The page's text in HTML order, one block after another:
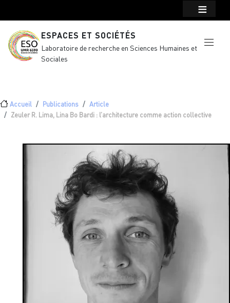
ESPACES ET SOCIÉTÉS
Laboratoire de recherche en Sciences Humaines et
Sociales
Fil d'Ariane
Accueil Publications
Article
Zeuler R. Lima, Lina Bo Bardi : l’architecture comme action collective